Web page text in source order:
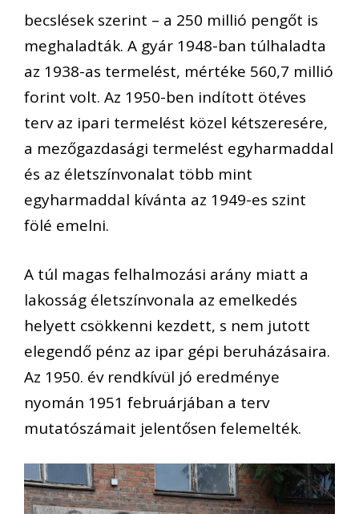
becslések szerint – a 250 millió pengőt is
meghaladták. A gyár 1948-ban túlhaladta
az 1938-as termelést, mértéke 560,7 millió
forint volt. Az 1950-ben indított ötéves
terv az ipari termelést közel kétszeresére,
a mezőgazdasági termelést egyharmaddal
és az életszínvonalat több mint
egyharmaddal kívánta az 1949-es szint
fölé emelni.
A túl magas felhalmozási arány miatt a
lakosság életszínvonala az emelkedés
helyett csökkenni kezdett, s nem jutott
elegendő pénz az ipar gépi beruházásaira.
Az 1950. év rendkívül jó eredménye
nyomán 1951 februárjában a terv
mutatószámait jelentősen felemelték.